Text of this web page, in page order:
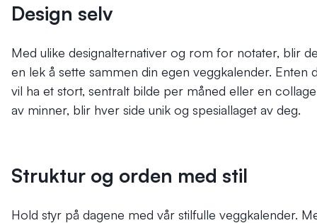
Design selv
Med ulike designalternativer og rom for notater, blir
en lek å sette sammen din egen veggkalender. Enten
vil ha et stort, sentralt bilde per måned eller en collage
av minner, blir hver side unik og spesiallaget av deg.
Struktur og orden med stil
Hold styr på dagene med vår stilfulle veggkalender.